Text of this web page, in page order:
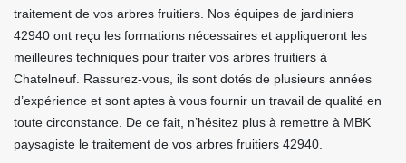
traitement de vos arbres fruitiers. Nos équipes de jardiniers
42940 ont reçu les formations nécessaires et appliqueront les
meilleures techniques pour traiter vos arbres fruitiers à
Chatelneuf. Rassurez-vous, ils sont dotés de plusieurs années
d’expérience et sont aptes à vous fournir un travail de qualité en
toute circonstance. De ce fait, n’hésitez plus à remettre à MBK
paysagiste le traitement de vos arbres fruitiers 42940.